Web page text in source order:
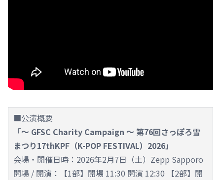
■公演概要
「～ GFSC Charity Campaign ～ 第76回さっぽろ雪
まつり17thKPF（K-POP FESTIVAL）2026」
会場・開催日時：2026年2月7日（土）Zepp Sapporo
開場 / 開演：【1部】開場 11:30 開演 12:30 【2部】開